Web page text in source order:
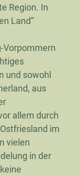
Region. In
Land“
Vorpommern
und sowohl
aus
allem durch
im
vielen
in der